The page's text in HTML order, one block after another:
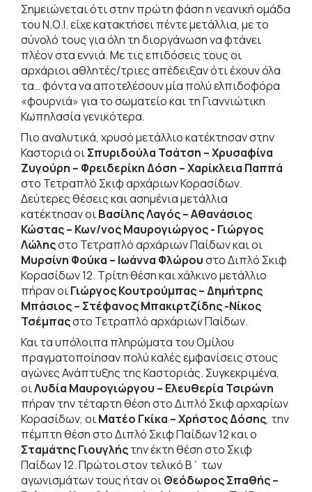
Σημειώνεται ότι στην πρώτη φάση η νεανική ομάδα
του Ν.Ο.Ι. είχε κατακτήσει πέντε μετάλλια, με το
σύνολό τους για όλη τη διοργάνωση να φτάνει
πλέον στα εννιά. Με τις επιδόσεις τους οι
αρχάριοι αθλητές/τριες απέδειξαν ότι έχουν όλα
τα… φόντα να αποτελέσουν μία πολύ ελπιδοφόρα
«φουρνιά» για το σωματείο και τη Γιαννιώτικη
Κωπηλασία γενικότερα.
Πιο αναλυτικά, χρυσό μετάλλιο κατέκτησαν στην
Καστοριά οιΣπυριδούλα Τσάτση – Χρυσαφίνα
Ζυγούρη – Φρειδερίκη Δόση – Χαρίκλεια Παππά
στο Τετραπλό Σκιφ αρχάριων Κορασίδων.
Δεύτερες θέσεις και ασημένια μετάλλια
κατέκτησαν οιΒασίλης Λαγός – Αθανάσιος
Κώστας – Κων/νος Μαυρογιώργος - Γιώργος
Λώληςστο Τετραπλό αρχάριων Παίδων και οι
Μυρσίνη Φούκα – Ιωάννα Φλώρουστο Διπλό Σκιφ
Κορασίδων 12. Τρίτη θέση και χάλκινο μετάλλιο
πήραν οιΓιώργος Κουτρούμπας – Δημήτρης
Μπάσιος – Στέφανος Μπακιρτζίδης -Νίκος
Τσέμπαςστο Τετραπλό αρχάριων Παίδων.
Και τα υπόλοιπα πληρώματα του Ομίλου
πραγματοποίησαν πολύ καλές εμφανίσεις στους
αγώνες Ανάπτυξης της Καστοριάς. Συγκεκριμένα,
οιΛυδία Μαυρογιώργου – Ελευθερία Τσιρώνη
πήραν την τέταρτη θέση στο Διπλό Σκιφ αρχαρίων
Κορασίδων, οιΜατέο Γκίκα – Χρήστος Δόσης, την
πέμπτη θέση στο Διπλό Σκιφ Παίδων 12 και ο
Σταμάτης Γιουγλήςτην έκτη θέση στο Σκιφ
Παίδων 12. Πρώτοι στον τελικό Β΄ των
αγωνισμάτων τους ήταν οιΘεόδωρος Σπαθής –